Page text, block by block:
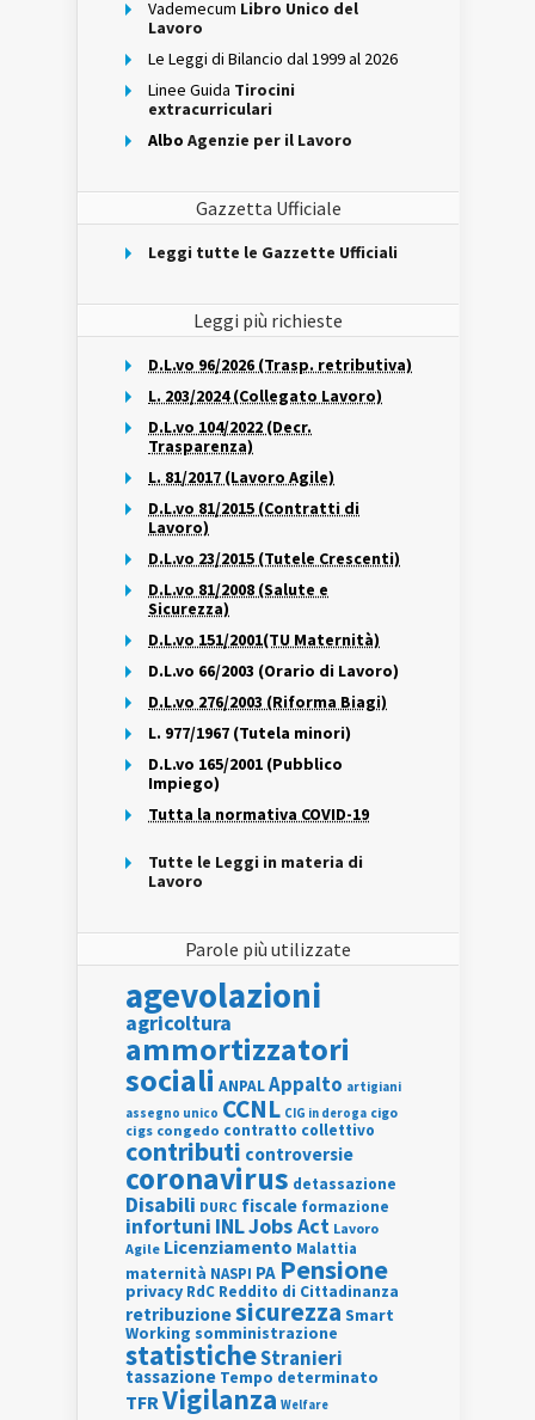
Vademecum Libro Unico del
Lavoro
Le Leggi di Bilancio dal 1999 al 2026
Linee Guida Tirocini
extracurriculari
Albo Agenzie per il Lavoro
Gazzetta Ufficiale
Leggi tutte le Gazzette Ufficiali
Leggi più richieste
D.L.vo 96/2026 (Trasp. retributiva)
L. 203/2024 (Collegato Lavoro)
D.L.vo 104/2022 (Decr.
Trasparenza)
L. 81/2017 (Lavoro Agile)
D.L.vo 81/2015 (Contratti di
Lavoro)
D.L.vo 23/2015 (Tutele Crescenti)
D.L.vo 81/2008 (Salute e
Sicurezza)
D.L.vo 151/2001(TU Maternità)
D.L.vo 66/2003 (Orario di Lavoro)
D.L.vo 276/2003 (Riforma Biagi)
L. 977/1967 (Tutela minori)
D.L.vo 165/2001 (Pubblico
Impiego)
Tutta la normativa COVID-19
Tutte le Leggi in materia di
Lavoro
Parole più utilizzate
agevolazioni
agricoltura
ammortizzatori
sociali ANPALAppalto artigiani
assegno unico CCNL CIG in deroga cigo
cigs congedo contratto collettivo
contributi controversie
coronavirus detassazione
Disabili DURC fiscale formazione
infortuni INLJobs Act Lavoro
Agile Licenziamento Malattia
maternità NASPI PA Pensione
privacy RdC Reddito di Cittadinanza
retribuzionesicurezza Smart
Working somministrazione
statisticheStranieri
tassazione Tempo determinato
TFRVigilanza Welfare